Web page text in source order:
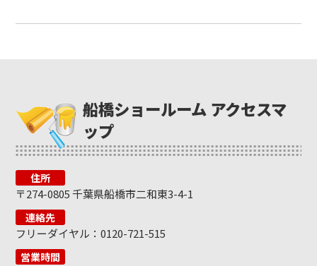
船橋ショールーム アクセスマ
ップ
住所
〒274-0805 千葉県船橋市二和東3-4-1
連絡先
フリーダイヤル：0120-721-515
営業時間